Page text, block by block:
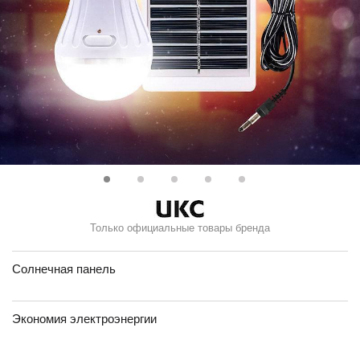
Только официальные товары бренда
Солнечная панель
Экономия электроэнергии